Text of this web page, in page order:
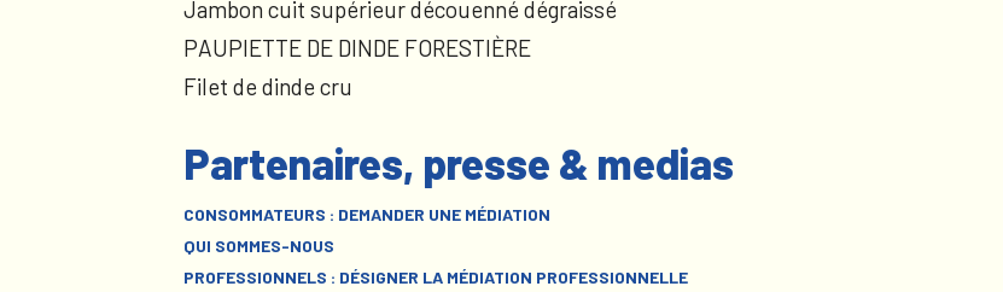
Jambon cuit supérieur découenné dégraissé
PAUPIETTE DE DINDE FORESTIÈRE
Filet de dinde cru
Partenaires, presse & medias
CONSOMMATEURS : DEMANDER UNE MÉDIATION
QUI SOMMES-NOUS
PROFESSIONNELS : DÉSIGNER LA MÉDIATION PROFESSIONNELLE